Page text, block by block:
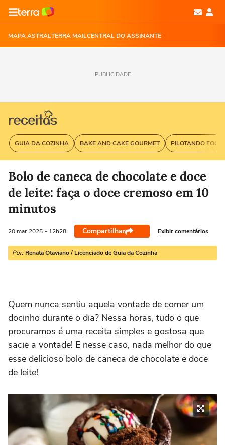
MAPA ASTRALTERRA MAILCENTRAL DO ASSINANTE
PUBLICIDADE
GUIA DA COZINHA BAKE AND CAKE GOURMET PILOTANDO
Bolo de caneca de chocolate e doce
de leite: faça o doce cremoso em 10
minutos
20 mar 2025 - 12h28 Compartilhar Exibir comentários
Por: Renata Otaviano / Licenciado de Guia da Cozinha
Quem nunca sentiu aquela vontade de comer um
docinho durante o dia? Nessa horas, tudo o que
procuramos é uma receita simples e gostosa que
sacie a vontade! E nesse caso, nada melhor do que
esse delicioso bolo de caneca de chocolate e doce
de leite!